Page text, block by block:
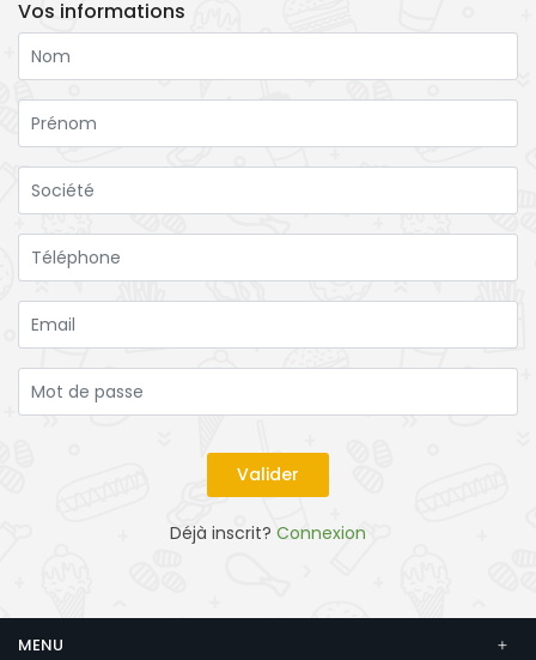
Vos informations
Déjà inscrit? Connexion
MENU